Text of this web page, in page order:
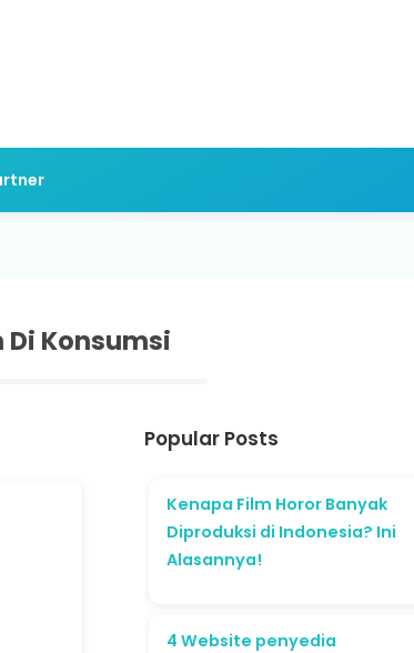
Di Konsumsi
Popular Posts
Kenapa Film Horor Banyak
Diproduksi di Indonesia? Ini
Alasannya!
4 Website penyedia